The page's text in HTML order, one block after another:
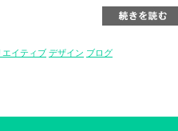
エイティブ デザイン ブログ